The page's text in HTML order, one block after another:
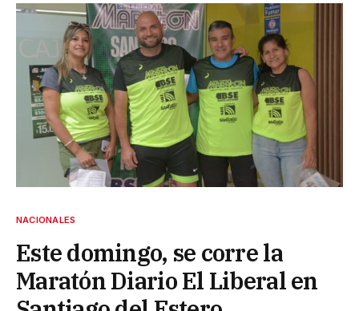
NACIONALES
Este domingo, se corre la
Maratón Diario El Liberal en